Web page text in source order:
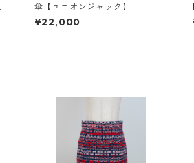
傘【ユニオンジャック】
¥22,000